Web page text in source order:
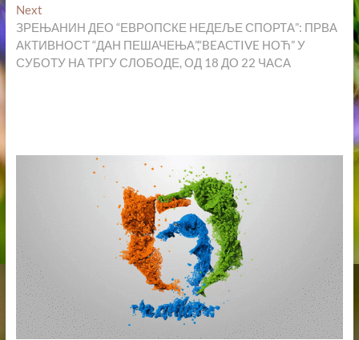
NextNext
post:
ЗРЕЊАНИН ДЕО “ЕВРОПСКЕ НЕДЕЉЕ СПОРТА”: ПРВА
АКТИВНОСТ “ДАН ПЕШАЧЕЊА”,“BEACTIVE НОЋ” У
СУБОТУ НА ТРГУ СЛОБОДЕ, ОД 18 ДО 22 ЧАСА